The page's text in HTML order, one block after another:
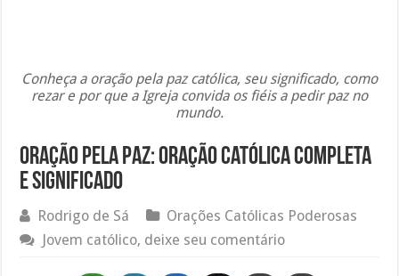
Conheça a oração pela paz católica, seu significado, como
rezar e por que a Igreja convida os fiéis a pedir paz no
mundo.
Oração pela paz: oração católica completa
e significado
Rodrigo de Sá
Orações Católicas Poderosas
Jovem católico, deixe seu comentário